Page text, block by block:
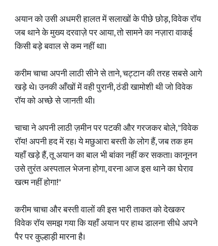
अयान को उसी अधमरी हालत में सलाखों के पीछे छोड़, विवेक रॉय
जब थाने के मुख्य दरवाज़े पर आया, तो सामने का नज़ारा वाकई
किसी बड़े बवाल से कम नहीं था।
करीम चाचा अपनी लाठी सीने से ताने, चट्टान की तरह सबसे आगे
खड़े थे। उनकी आँखों में वही पुरानी, ठंडी खामोशी थी जो विवेक
रॉय को अच्छे से जानती थी।
चाचा ने अपनी लाठी ज़मीन पर पटकी और गरजकर बोले, "विवेक
रॉय! अपनी हद में रह। ये मछुआरा बस्ती के लोग हैं, जब तक हम
यहाँ खड़े हैं, तू अयान का बाल भी बांका नहीं कर सकता। कानूनन
उसे तुरंत अस्पताल भेजना होगा, वरना आज इस थाने का घेराव
खत्म नहीं होगा!"
करीम चाचा और बस्ती वालों की इस भारी ताकत को देखकर
विवेक रॉय समझ गया कि यहाँ अयान पर हाथ डालना सीधे अपने
पैर पर कुल्हाड़ी मारना है।